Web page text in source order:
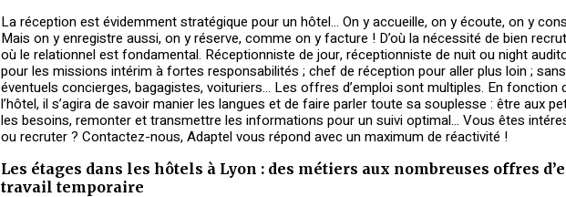
La réception est évidemment stratégique pour un hôtel… On y accueille, on y écoute, on y
Mais on y enregistre aussi, on y réserve, comme on y facture ! D’où la nécessité de bien
où le relationnel est fondamental. Réceptionniste de jour, réceptionniste de nuit ou night
pour les missions intérim à fortes responsabilités ; chef de réception pour aller plus loin ;
éventuels concierges, bagagistes, voituriers… Les offres d’emploi sont multiples. En fonction
l’hôtel, il s’agira de savoir manier les langues et de faire parler toute sa souplesse : être aux
les besoins, remonter et transmettre les informations pour un suivi optimal… Vous êtes
ou recruter ? Contactez-nous, Adaptel vous répond avec un maximum de réactivité !
Les étages dans les hôtels à Lyon : des métiers aux nombreuses offres
travail temporaire